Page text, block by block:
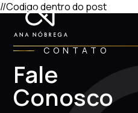
//Codigo dentro do post
CONTATO
Fale
Conosco